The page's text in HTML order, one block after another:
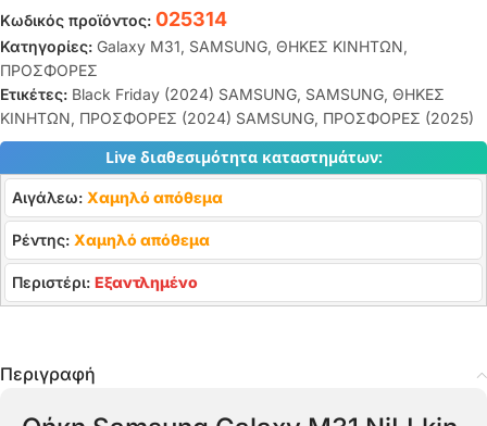
Κωδικός προϊόντος: 025314
Κατηγορίες: Galaxy M31, SAMSUNG, ΘΗΚΕΣ ΚΙΝΗΤΩΝ,
ΠΡΟΣΦΟΡΕΣ
Ετικέτες: Black Friday (2024) SAMSUNG, SAMSUNG, ΘΗΚΕΣ
ΚΙΝΗΤΩΝ, ΠΡΟΣΦΟΡΕΣ (2024) SAMSUNG, ΠΡΟΣΦΟΡΕΣ (2025)
Live διαθεσιμότητα καταστημάτων:
Αιγάλεω: Χαμηλό απόθεμα
Ρέντης: Χαμηλό απόθεμα
Περιστέρι: Εξαντλημένο
Περιγραφή